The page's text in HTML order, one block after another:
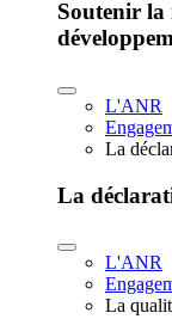
Soutenir la
L'ANR
La
La
L'ANR
La